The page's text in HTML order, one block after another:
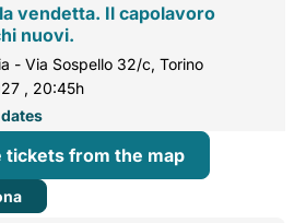
vendetta. Il capolavoro
nuovi.
- Via Sospello 32/c, Torino
, 20:45h
tickets from the map